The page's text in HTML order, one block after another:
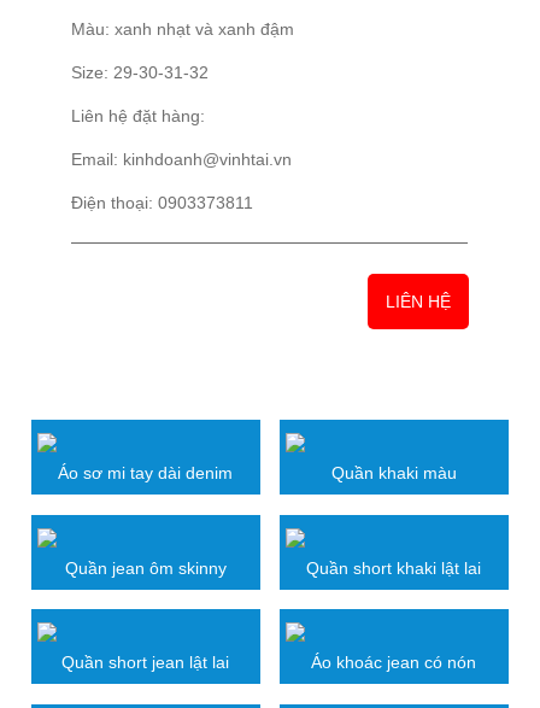
Màu: xanh nhạt và xanh đậm
Size: 29-30-31-32
Liên hệ đặt hàng:
Email: kinhdoanh@vinhtai.vn
Điện thoại: 0903373811
LIÊN HỆ
Áo sơ mi tay dài denim Quần khaki màu
Quần jean ôm skinny Quần short khaki lật lai
Quần short jean lật lai Áo khoác jean có nón